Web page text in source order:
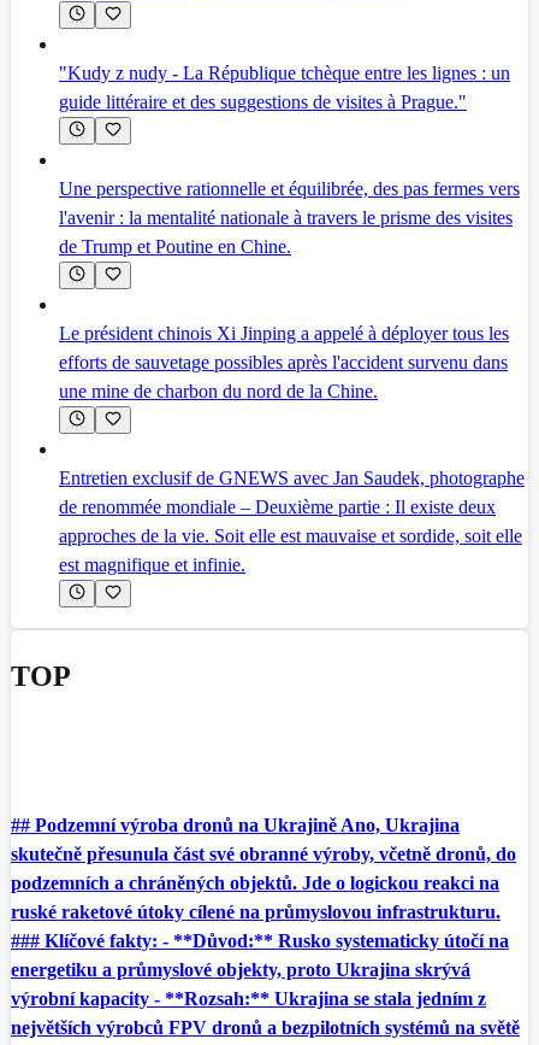
"Kudy z nudy - La République tchèque entre les lignes : un
guide littéraire et des suggestions de visites à Prague."
Une perspective rationnelle et équilibrée, des pas fermes vers
l'avenir : la mentalité nationale à travers le prisme des visites
de Trump et Poutine en Chine.
Le président chinois Xi Jinping a appelé à déployer tous les
efforts de sauvetage possibles après l'accident survenu dans
une mine de charbon du nord de la Chine.
Entretien exclusif de GNEWS avec Jan Saudek, photographe
de renommée mondiale – Deuxième partie : Il existe deux
approches de la vie. Soit elle est mauvaise et sordide, soit elle
est magnifique et infinie.
TOP
## Podzemní výroba dronů na Ukrajině Ano, Ukrajina
skutečně přesunula část své obranné výroby, včetně dronů, do
podzemních a chráněných objektů. Jde o logickou reakci na
ruské raketové útoky cílené na průmyslovou infrastrukturu.
### Klíčové fakty: - **Důvod:** Rusko systematicky útočí na
energetiku a průmyslové objekty, proto Ukrajina skrývá
výrobní kapacity - **Rozsah:** Ukrajina se stala jedním z
největších výrobců FPV dronů a bezpilotních systémů na světě